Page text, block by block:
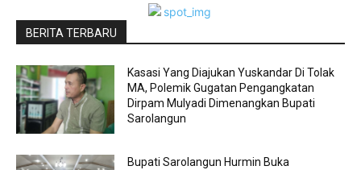
BERITA TERBARU
Kasasi Yang Diajukan Yuskandar Di Tolak
MA, Polemik Gugatan Pengangkatan
Dirpam Mulyadi Dimenangkan Bupati
Sarolangun
Bupati Sarolangun Hurmin Buka